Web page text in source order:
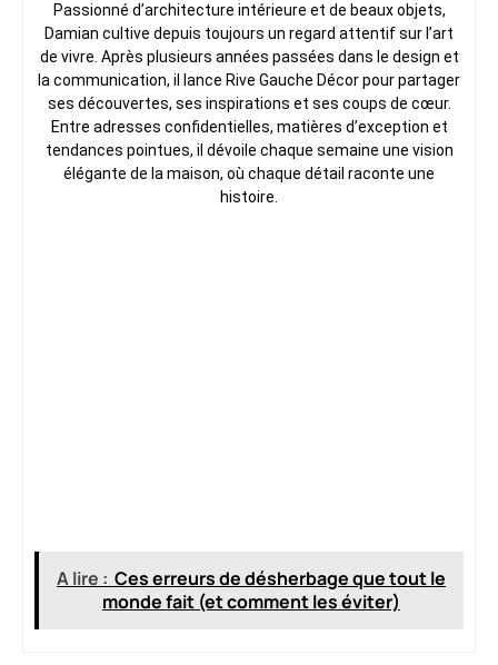
Passionné d’architecture intérieure et de beaux objets,
Damian cultive depuis toujours un regard attentif sur l’art
de vivre. Après plusieurs années passées dans le design et
la communication, il lance Rive Gauche Décor pour partager
ses découvertes, ses inspirations et ses coups de cœur.
Entre adresses confidentielles, matières d’exception et
tendances pointues, il dévoile chaque semaine une vision
élégante de la maison, où chaque détail raconte une
histoire.
A lire : Ces erreurs de désherbage que tout le
monde fait (et comment les éviter)